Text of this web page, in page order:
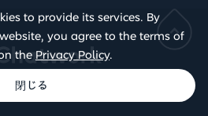
to provide its services. By
you agree to the terms of
the Privacy Policy.
Chatwork
© kubell